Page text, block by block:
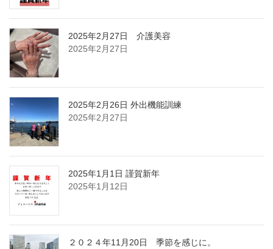
2025年2月27日 介護美容
2025年2月27日
2025年2月26日 外出機能訓練
2025年2月27日
2025年1月1日 謹賀新年
2025年1月12日
２０２４年11月20日 季節を感じに。